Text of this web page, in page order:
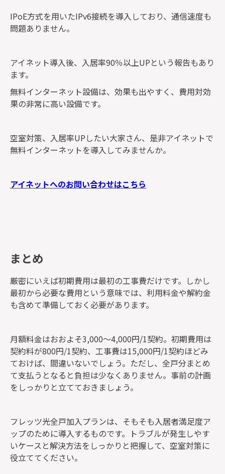
IPoE方式を用いたIPv6接続を導入しており、通信速度も
問題ありません。
アイネット導入後、入居率90％以上UPという報告もあり
ます。
無料インターネット設備は、効果も出やすく、費用対効
果の非常に高い設備です。
空室対策、入居率UPしたい大家さん、是非アイネットで
無料インターネットを導入してみませんか。
アイネットへのお問い合わせはこちら
まとめ
厳密にいえば初期費用は最初の工事費だけです。しかし
最初から必要な費用という意味では、利用料金や解約金
も含めて準備しておく必要があります。
月額料金はおおよそ3,000〜4,000円/1契約。初期費用は
契約料が800円/1契約、工事費は15,000円/1契約ほどみ
ておけば、間違いないでしょう。ただし、全戸分まとめ
て支払うとなると負担は少なくありません。事前の計画
をしっかりと立てておきましょう。
フレッツ光全戸加入プランは、そもそも入居者満足度ア
ップのために導入するものです。トラブルが発生しやす
いケースと解決方法をしっかりと把握して、空室対策に
役立ててください。